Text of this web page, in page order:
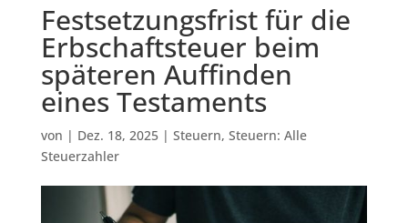
Festsetzungsfrist für die
Erbschaftsteuer beim
späteren Auffinden
eines Testaments
von | Dez. 18, 2025| Steuern, Steuern: Alle
Steuerzahler